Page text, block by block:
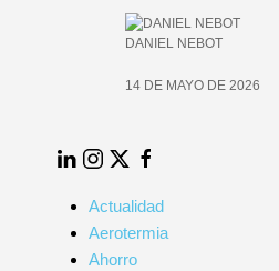
DANIEL NEBOT
14 DE MAYO DE 2026
LinkedInInstagram
TwitterFacebook
Actualidad
Aerotermia
Ahorro